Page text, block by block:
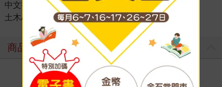
中文書 自然科普 科技/應用科學
＞
土木/建築工程
商品評價
寫評價